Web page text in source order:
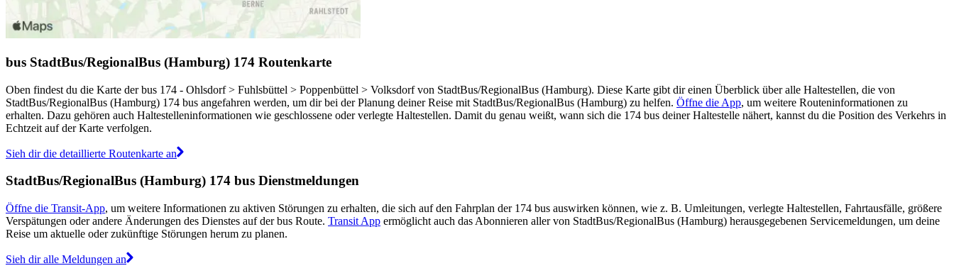
bus StadtBus/RegionalBus (Hamburg) 174 Routenkarte
Oben findest du die Karte der bus 174 - Ohlsdorf > Fuhlsbüttel > Poppenbüttel > Volksdorf von StadtBus/RegionalBus (Hamburg). Diese Karte gibt dir einen Überblick über alle Haltestellen, die von
StadtBus/RegionalBus (Hamburg) 174 bus angefahren werden, um dir bei der Planung deiner Reise mit StadtBus/RegionalBus (Hamburg) zu helfen. Öffne die App, um weitere Routeninformationen zu
erhalten. Dazu gehören auch Haltestelleninformationen wie geschlossene oder verlegte Haltestellen. Damit du genau weißt, wann sich die 174 bus deiner Haltestelle nähert, kannst du die Position des Verkehrs in
Echtzeit auf der Karte verfolgen.
Sieh dir die detaillierte Routenkarte an
StadtBus/RegionalBus (Hamburg) 174 bus Dienstmeldungen
Öffne die Transit-App, um weitere Informationen zu aktiven Störungen zu erhalten, die sich auf den Fahrplan der 174 bus auswirken können, wie z. B. Umleitungen, verlegte Haltestellen, Fahrtausfälle, größere
Verspätungen oder andere Änderungen des Dienstes auf der bus Route. Transit App ermöglicht auch das Abonnieren aller von StadtBus/RegionalBus (Hamburg) herausgegebenen Servicemeldungen, um deine
Reise um aktuelle oder zukünftige Störungen herum zu planen.
Sieh dir alle Meldungen an